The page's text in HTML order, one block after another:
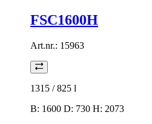
FSC1600H
Art.nr.: 15963
1315 / 825 l
B: 1600 D: 730 H: 2073